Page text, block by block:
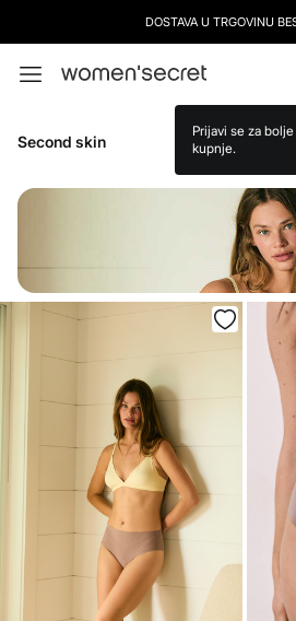
NA NAŠ NEWSLETTER I OSTVARI -
Second skin